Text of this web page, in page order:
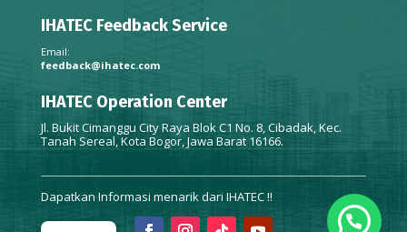
IHATEC Feedback Service
Email:
feedback@ihatec.com
IHATEC Operation Center
Jl. Bukit Cimanggu City Raya Blok C1 No. 8, Cibadak, Kec.
Tanah Sereal, Kota Bogor, Jawa Barat 16166.
Dapatkan Informasi menarik dari IHATEC !!